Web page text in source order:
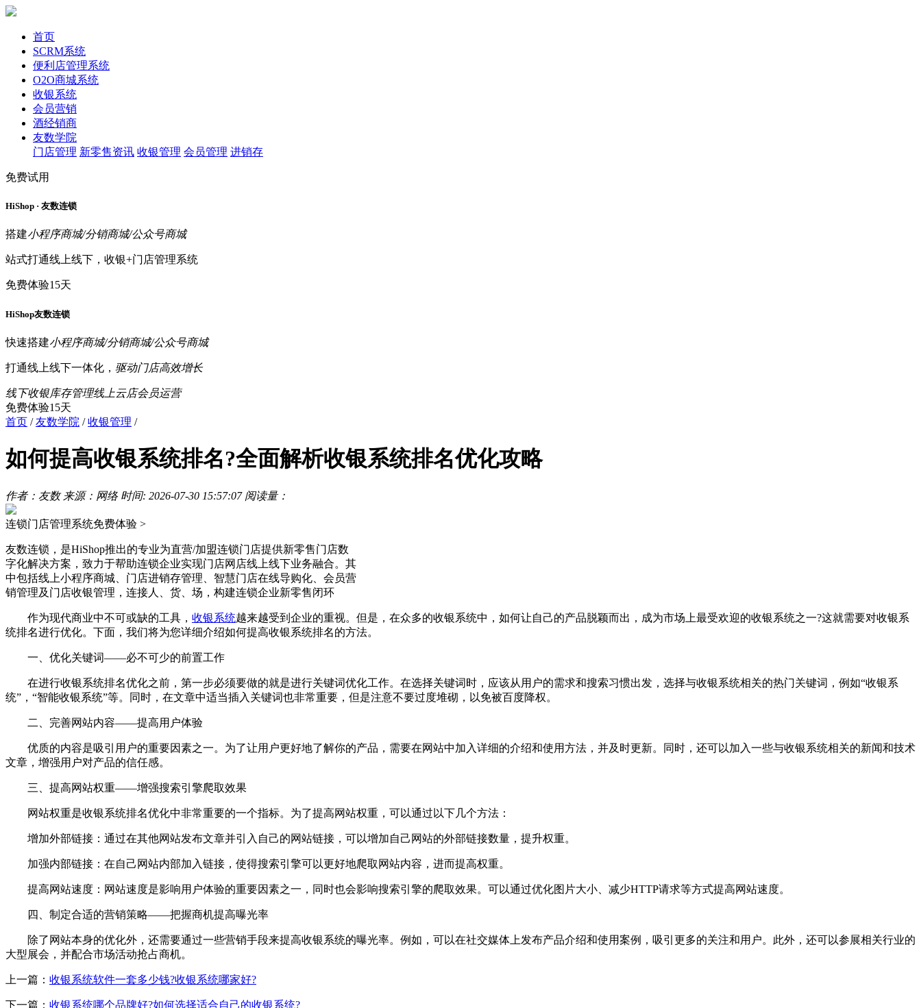
首页
SCRM系统
便利店管理系统
O2O商城系统
收银系统
会员营销
酒经销商
友数学院
门店管理 新零售资讯 收银管理 会员管理 进销存
免费试用
HiShop · 友数连锁
搭建小程序商城/分销商城/公众号商城
站式打通线上线下，收银+门店管理系统
免费体验15天
HiShop友数连锁
快速搭建小程序商城/分销商城/公众号商城
打通线上线下一体化， 驱动门店高效增长
线下收银库存管理线上云店会员运营
免费体验15天
首页 /友数学院 /收银管理 /
如何提高收银系统排名?全面解析收银系统排名优化攻略
作者：友数 来源：网络 时间: 2026-07-30 15:57:07 阅读量：
连锁门店管理系统免费体验 >
友数连锁，是HiShop推出的专业为直营/加盟连锁门店提供新零售门店数
字化解决方案，致力于帮助连锁企业实现门店网店线上线下业务融合。其
中包括线上小程序商城、门店进销存管理、智慧门店在线导购化、会员营
销管理及门店收银管理，连接人、货、场，构建连锁企业新零售闭环
作为现代商业中不可或缺的工具， 收银系统越来越受到企业的重视。但是，在众多的收银系统中，如何让自己的产品脱颖而出，成为市场上最受欢迎的收银系统之一?这就需要对收银系
统排名进行优化。下面，我们将为您详细介绍如何提高收银系统排名的方法。
一、优化关键词——必不可少的前置工作
在进行收银系统排名优化之前，第一步必须要做的就是进行关键词优化工作。在选择关键词时，应该从用户的需求和搜索习惯出发，选择与收银系统相关的热门关键词，例如“收银系
统”，“智能收银系统”等。同时，在文章中适当插入关键词也非常重要，但是注意不要过度堆砌，以免被百度降权。
二、完善网站内容——提高用户体验
优质的内容是吸引用户的重要因素之一。为了让用户更好地了解你的产品，需要在网站中加入详细的介绍和使用方法，并及时更新。同时，还可以加入一些与收银系统相关的新闻和技术
文章，增强用户对产品的信任感。
三、提高网站权重——增强搜索引擎爬取效果
网站权重是收银系统排名优化中非常重要的一个指标。为了提高网站权重，可以通过以下几个方法：
增加外部链接：通过在其他网站发布文章并引入自己的网站链接，可以增加自己网站的外部链接数量，提升权重。
加强内部链接：在自己网站内部加入链接，使得搜索引擎可以更好地爬取网站内容，进而提高权重。
提高网站速度：网站速度是影响用户体验的重要因素之一，同时也会影响搜索引擎的爬取效果。可以通过优化图片大小、减少HTTP请求等方式提高网站速度。
四、制定合适的营销策略——把握商机提高曝光率
除了网站本身的优化外，还需要通过一些营销手段来提高收银系统的曝光率。例如，可以在社交媒体上发布产品介绍和使用案例，吸引更多的关注和用户。此外，还可以参展相关行业的
大型展会，并配合市场活动抢占商机。
上一篇： 收银系统软件一套多少钱?收银系统哪家好?
下一篇： 收银系统哪个品牌好?如何选择适合自己的收银系统?